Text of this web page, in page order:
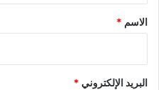
*
الاسم *
البريد الإلكتروني *